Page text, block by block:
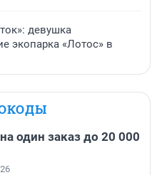
девушка
экопарка «Лотос» в
один заказ до 20 000